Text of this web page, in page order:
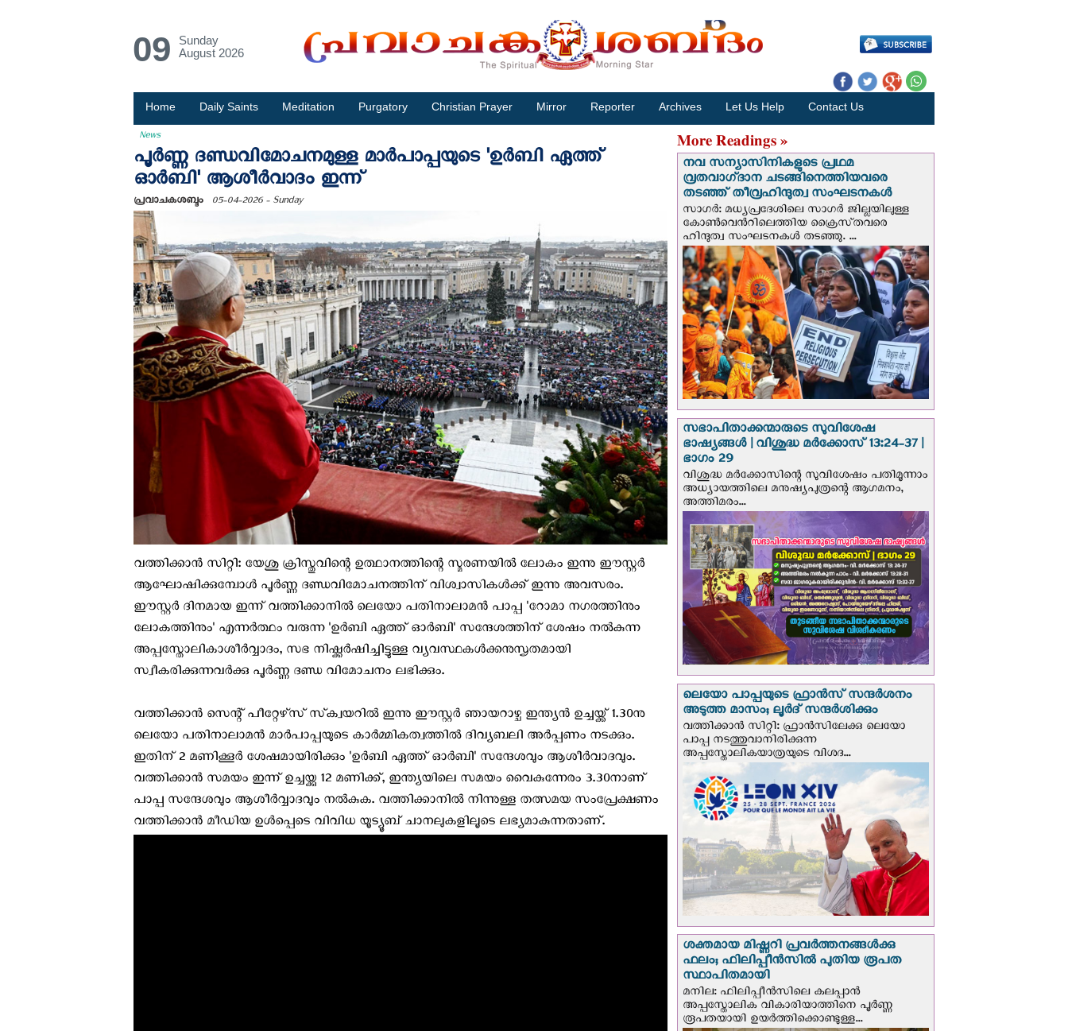
09
Sunday
August 2026
Home Daily Saints Meditation Purgatory Christian Prayer Mirror Reporter Archives Let Us Help Contact Us
News
പൂര്‍ണ്ണ ദണ്ഡവിമോചനമുള്ള മാര്‍പാപ്പയുടെ 'ഉര്‍ബി ഏത്ത്
ഓര്‍ബി' ആശീര്‍വാദം ഇന്ന്
പ്രവാചകശബ്ദം 05-04-2026 - Sunday
വത്തിക്കാന്‍ സിറ്റി: യേശു ക്രിസ്തുവിന്റെ ഉത്ഥാനത്തിന്റെ സ്മരണയില്‍ ലോകം ഇന്നു ഈസ്റ്റര്‍
ആഘോഷിക്കുമ്പോള്‍ പൂര്‍ണ്ണ ദണ്ഡവിമോചനത്തിന് വിശ്വാസികള്‍ക്ക് ഇന്നു അവസരം.
ഈസ്റ്റര്‍ ദിനമായ ഇന്ന് വത്തിക്കാനില്‍ ലെയോ പതിനാലാമന്‍ പാപ്പ 'റോമാ നഗരത്തിനും
ലോകത്തിനും' എന്നര്‍ത്ഥം വരുന്ന 'ഉര്‍ബി ഏത്ത് ഓര്‍ബി' സന്ദേശത്തിന് ശേഷം നല്‍കുന്ന
അപ്പസ്തോലികാശീര്‍വ്വാദം, സഭ നിഷ്ക്കര്‍ഷിച്ചിട്ടുള്ള വ്യവസ്ഥകള്‍ക്കനുസൃതമായി
സ്വീകരിക്കുന്നവര്‍ക്കു പൂര്‍ണ്ണ ദണ്ഡ വിമോചനം ലഭിക്കും.
വത്തിക്കാന്‍ സെന്റ് പീറ്റേഴ്‌സ് സ്‌ക്വയറിൽ ഇന്നു ഈസ്റ്റർ ഞായറാഴ്ച ഇന്ത്യന്‍ ഉച്ചയ്ക്ക് 1.30നു
ലെയോ പതിനാലാമൻ മാർപാപ്പയുടെ കാര്‍മ്മികത്വത്തില്‍ ദിവ്യബലി അര്‍പ്പണം നടക്കും.
ഇതിന് 2 മണിക്കൂര്‍ ശേഷമായിരിക്കും 'ഉര്‍ബി ഏത്ത് ഓര്‍ബി' സന്ദേശവും ആശീര്‍വാദവും.
വത്തിക്കാന്‍ സമയം ഇന്ന് ഉച്ചയ്ക്കു 12 മണിക്ക്, ഇന്ത്യയിലെ സമയം വൈകുന്നേരം 3.30നാണ്
പാപ്പ സന്ദേശവും ആശീര്‍വ്വാദവും നല്‍കുക. വത്തിക്കാനില്‍ നിന്നുള്ള തത്സമയ സംപ്രേക്ഷണം
വത്തിക്കാന്‍ മീഡിയ ഉള്‍പ്പെടെ വിവിധ യൂട്യൂബ് ചാനലുകളിലൂടെ ലഭ്യമാകുന്നതാണ്.
More Readings »
നവ സന്യാസിനികളുടെ പ്രഥമ
വ്രതവാഗ്‌ദാന ചടങ്ങിനെത്തിയവരെ
തടഞ്ഞ് തീവ്രഹിന്ദുത്വ സംഘടനകള്‍
സാഗർ: മധ്യപ്രദേശിലെ സാഗർ ജില്ലയിലുള്ള
കോൺവെന്‍റിലെത്തിയ ക്രൈസ്‌തവരെ
ഹിന്ദുത്വ സംഘടനകൾ തടഞ്ഞു. ...
സഭാപിതാക്കന്മാരുടെ സുവിശേഷ
ഭാഷ്യങ്ങള്‍ | വിശുദ്ധ മര്‍ക്കോസ് 13:24-37 |
ഭാഗം 29
വിശുദ്ധ മര്‍ക്കോസിന്റെ സുവിശേഷം പതിമൂന്നാം
അധ്യായത്തിലെ മനുഷ്യപുത്രന്റെ ആഗമനം,
അത്തിമരം...
ലെയോ പാപ്പയുടെ ഫ്രാന്‍സ് സന്ദര്‍ശനം
അടുത്ത മാസം; ലൂര്‍ദ് സന്ദര്‍ശിക്കും
വത്തിക്കാന്‍ സിറ്റി: ഫ്രാൻസിലേക്കു ലെയോ
പാപ്പ നടത്തുവാനിരിക്കുന്ന
അപ്പസ്തോലികയാത്രയുടെ വിശദ...
ശക്തമായ മിഷ്ണറി പ്രവർത്തനങ്ങൾക്കു
ഫലം; ഫിലിപ്പീൻസിൽ പുതിയ രൂപത
സ്ഥാപിതമായി
മനില: ഫിലിപ്പീൻസിലെ കലപ്പാൻ
അപ്പസ്തോലിക വികാരിയാത്തിനെ പൂർണ്ണ
രൂപതയായി ഉയർത്തിക്കൊണ്ടുള്ള...